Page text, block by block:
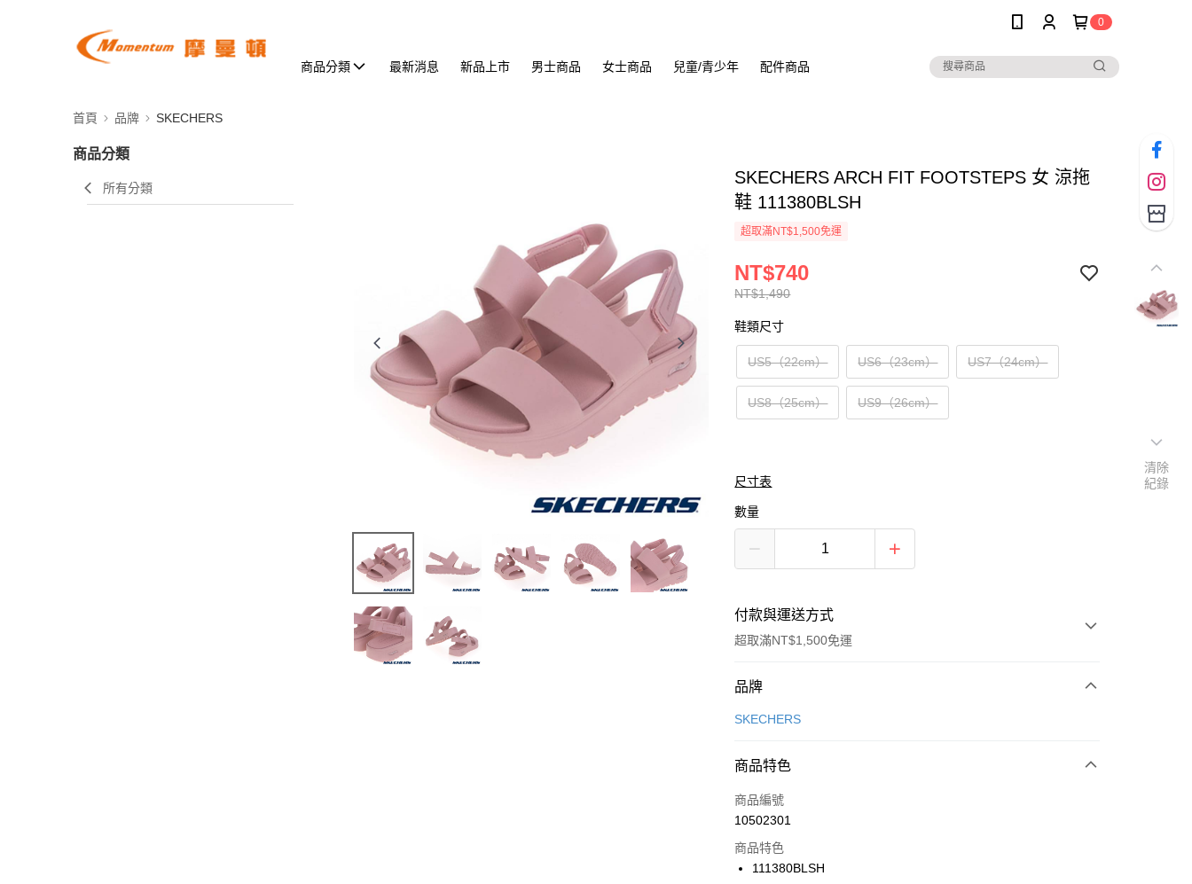
0
商品分類 最新消息 新品上市 男士商品 女士商品 兒童/青少年 配件商品
首頁 品牌 SKECHERS
商品分類
所有分類
SKECHERS ARCH FIT FOOTSTEPS 女 涼拖
鞋 111380BLSH
超取滿NT$1,500免運
NT$1,490
NT$740
鞋類尺寸
US5（22cm） US6（23cm） US7（24cm）
US8（25cm） US9（26cm）
尺寸表
數量
付款與運送方式
超取滿NT$1,500免運
付款方式
信用卡一次付款
合作金庫商業銀行
華南商業銀行
上海商業儲蓄銀行
國泰世華商業銀行
LINE Pay
Apple Pay
品牌
SKECHERS
商品特色
商品編號
10502301
商品特色
111380BLSH
清除
紀錄